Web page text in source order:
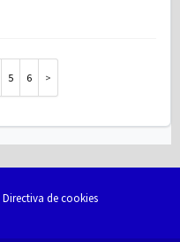
5 6
Directiva de cookies